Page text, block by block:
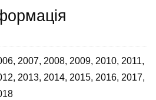
, 2007, 2008, 2009, 2010, 2011,
, 2013, 2014, 2015, 2016, 2017,